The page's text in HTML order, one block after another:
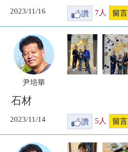
2023/11/16 讚 7 人 留言
尹培華
石材
2023/11/14 讚 5 人 留言